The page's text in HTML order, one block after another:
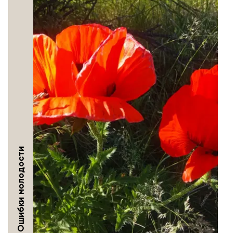
Ошибки молодости